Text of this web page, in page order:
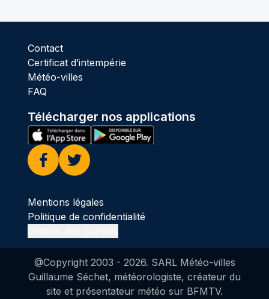
Contact
Certificat d’intempérie
Météo-villes
FAQ
Télécharger nos applications
Facebook
Twitter
Mentions légales
Politique de confidentialité
@Copyright 2003 - 2026. SARL Météo-villes
Guillaume Séchet, météorologiste, créateur du
site et présentateur météo sur BFMTV.